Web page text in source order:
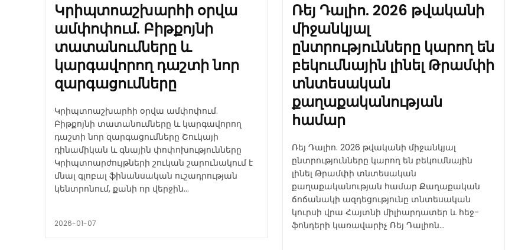
Կրիպտոաշխարհի օրվա
ամփոփում. Բիթքոյնի
տատանումները և
կարգավորող դաշտի նոր
զարգացումները
Կրիպտոաշխարհի օրվա ամփոփում.
Բիթքոյնի տատանումները և կարգավորող
դաշտի նոր զարգացումները Շուկայի
դինամիկան և գնային փոփոխությունները
Կրիպտոարժույթների շուկան շարունակում է
մնալ գլոբալ ֆինանսական ուշադրության
կենտրոնում, քանի որ վերջին...
2026-01-07
Ռեյ Դալիո. 2026 թվականի
միջանկյալ
ընտրությունները կարող են
բեկումնային լինել Թրամփի
տնտեսական
քաղաքականության
համար
Ռեյ Դալիո. 2026 թվականի միջանկյալ
ընտրությունները կարող են բեկումնային
լինել Թրամփի տնտեսական
քաղաքականության համար Քաղաքական
ճոճանակի ազդեցությունը տնտեսական
կուրսի վրա Հայտնի միլիարդատեր և հեջ-
ֆոնդերի կառավարիչ Ռեյ Դալիոն...